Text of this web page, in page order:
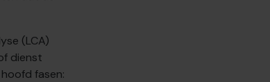
(LCA)
dienst
fasen: